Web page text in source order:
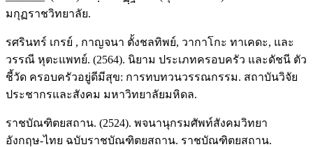
มกุฏราชวิทยาลัย.
รศรินทร์ เกรย์ , กาญจนา ตั้งชลทิพย์, วากาโกะ ทาเคดะ, และ
วรรณี หุตะแพทย์. (2564). นิยาม ประเภทครอบครัว และดัชนี ตัว
ชี้วัด ครอบครัวอยู่ดีมีสุข: การทบทวนวรรณกรรม. สถาบันวิจัย
ประชากรและสังคม มหาวิทยาลัยมหิดล.
ราชบัณฑิตยสถาน. (2524). พจนานุกรมศัพท์สังคมวิทยา
อังกฤษ-ไทย ฉบับราชบัณฑิตยสถาน. ราชบัณฑิตยสถาน.